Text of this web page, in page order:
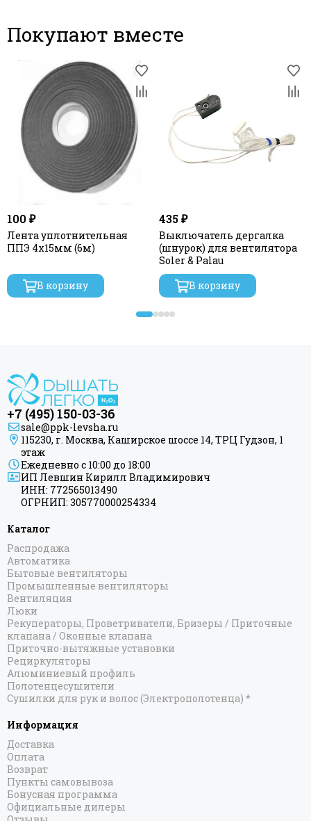
Покупают вместе
100 ₽
Лента уплотнительная
ППЭ 4х15мм (6м)
В корзину
435 ₽
Выключатель дергалка
(шнурок) для вентилятора
Soler & Palau
В корзину
+7 (495) 150-03-36
sale@ppk-levsha.ru
115230, г. Москва, Каширское шоссе 14, ТРЦ Гудзон, 1
этаж
Ежедневно с 10:00 до 18:00
ИП Левшин Кирилл Владимирович
ИНН: 772565013490
ОГРНИП: 305770000254334
Каталог
Распродажа
Автоматика
Бытовые вентиляторы
Промышленные вентиляторы
Вентиляция
Люки
Рекуператоры, Проветриватели, Бризеры / Приточные
клапана / Оконные клапана
Приточно-вытяжные установки
Рециркуляторы
Алюминиевый профиль
Полотенцесушители
Сушилки для рук и волос (Электрополотенца) *
Информация
Доставка
Оплата
Возврат
Пункты самовывоза
Бонусная программа
Официальные дилеры